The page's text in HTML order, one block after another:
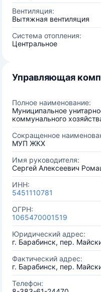
Вентиляция:
Вытяжная вентиляция
Система отопления:
Центральное
Управляющая
Полное наименование:
Муниципальное
коммунального
Сокращенное
МУП ЖКХ
Имя руководителя:
Сергей Алексеевич
ИНН:
5451110781
ОГРН:
1065470001519
Юридический адрес:
г. Барабинск, пер.
Фактический адрес:
г. Барабинск, пер.
Телефон: